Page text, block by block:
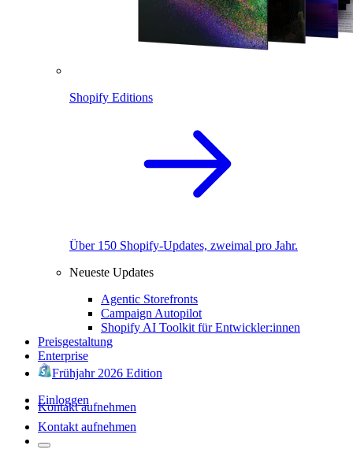
Shopify Editions
Über 150 Shopify-Updates, zweimal pro Jahr.
Neueste Updates
Agentic Storefronts
Campaign Autopilot
Shopify AI Toolkit für Entwickler:innen
Preisgestaltung
Enterprise
Frühjahr 2026 Edition
Einloggen
Kontakt aufnehmen
Kontakt aufnehmen